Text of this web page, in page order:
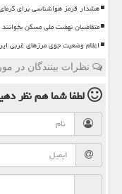
هشدار قرمز هواشناسی برای گرمای ۵۰ درجه بارشهای سیل آسا در ۳ استان
متقاضیان نهضت ملی مسکن بخوانند
اعلام وضعیت جوی مرزهای غربی
نظرات بینندگان در
لطفا شما همنظر